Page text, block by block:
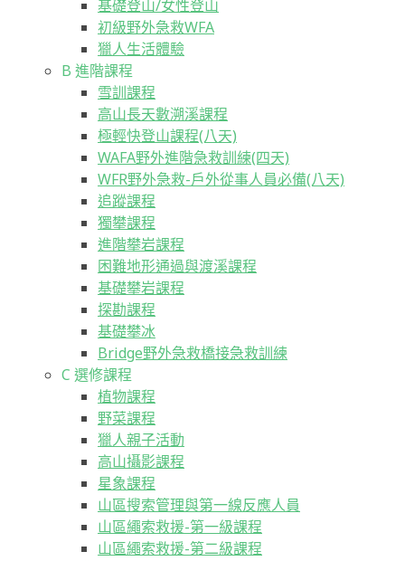
基礎登山/女性登山
初級野外急救WFA
獵人生活體驗
B 進階課程
雪訓課程
高山長天數溯溪課程
極輕快登山課程(八天)
WAFA野外進階急救訓練(四天)
WFR野外急救-戶外從事人員必備(八天)
追蹤課程
獨攀課程
進階攀岩課程
困難地形通過與渡溪課程
基礎攀岩課程
探勘課程
基礎攀冰
Bridge野外急救橋接急救訓練
C 選修課程
植物課程
野菜課程
獵人親子活動
高山攝影課程
星象課程
山區搜索管理與第一線反應人員
山區繩索救援-第一級課程
山區繩索救援-第二級課程